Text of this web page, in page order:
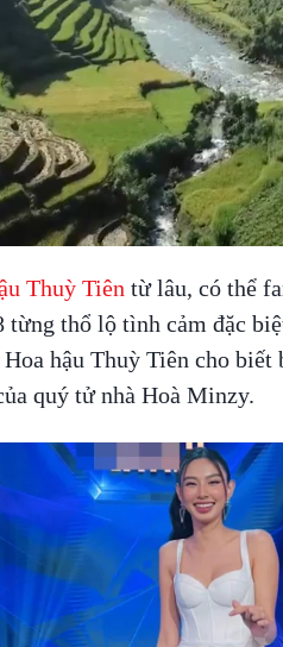
Thuỳ Tiên từ lâu, có thể
từng thổ lộ tình cảm đặc
hậu Thuỳ Tiên cho biết
quý tử nhà Hoà Minzy.